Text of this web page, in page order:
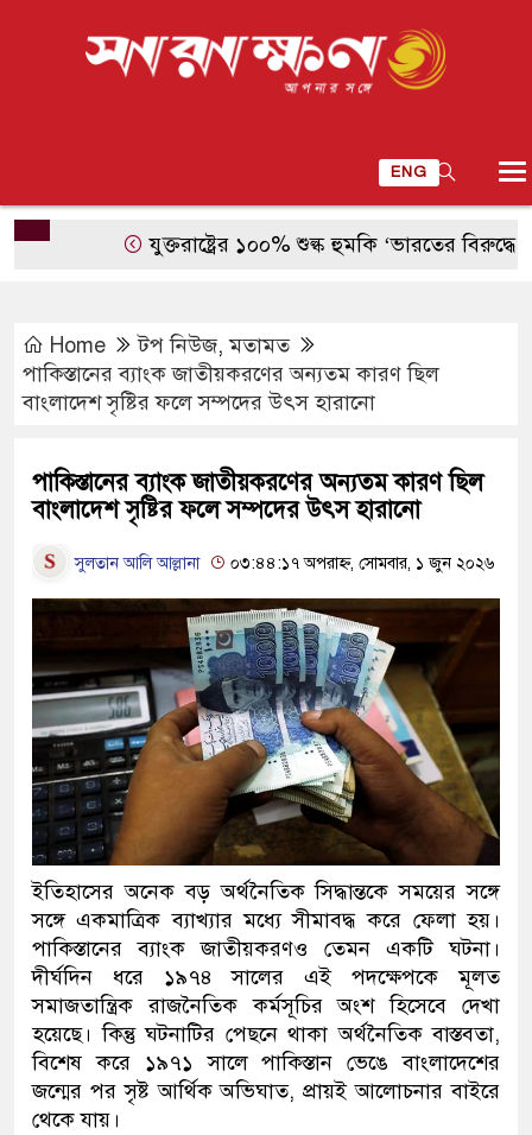
ENG
যুক্তরাষ্ট্রের ১০০% শুল্ক হুমকি ‘ভারতের বিরুদ্ধে বৈরী
Home টপ নিউজ,মতামত
পাকিস্তানের ব্যাংক জাতীয়করণের অন্যতম কারণ ছিল
বাংলাদেশ সৃষ্টির ফলে সম্পদের উৎস হারানো
পাকিস্তানের ব্যাংক জাতীয়করণের অন্যতম কারণ ছিল
বাংলাদেশ সৃষ্টির ফলে সম্পদের উৎস হারানো
সুলতান আলি আল্লানা ০৩:৪৪:১৭ অপরাহ্ন, সোমবার, ১ জুন ২০২৬
ইতিহাসের অনেক বড় অর্থনৈতিক সিদ্ধান্তকে সময়ের সঙ্গে
সঙ্গে একমাত্রিক ব্যাখ্যার মধ্যে সীমাবদ্ধ করে ফেলা হয়।
পাকিস্তানের ব্যাংক জাতীয়করণও তেমন একটি ঘটনা।
দীর্ঘদিন ধরে ১৯৭৪ সালের এই পদক্ষেপকে মূলত
সমাজতান্ত্রিক রাজনৈতিক কর্মসূচির অংশ হিসেবে দেখা
হয়েছে। কিন্তু ঘটনাটির পেছনে থাকা অর্থনৈতিক বাস্তবতা,
বিশেষ করে ১৯৭১ সালে পাকিস্তান ভেঙে বাংলাদেশের
জন্মের পর সৃষ্ট আর্থিক অভিঘাত, প্রায়ই আলোচনার বাইরে
থেকে যায়।